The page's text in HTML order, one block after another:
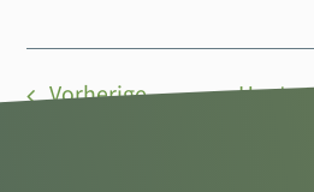
VorherigeVeranstaltungen
Heute